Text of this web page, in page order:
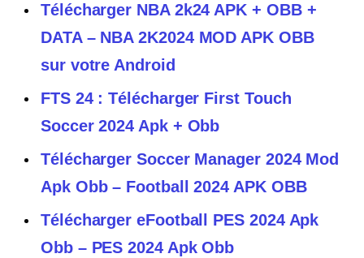
Télécharger NBA 2k24 APK + OBB +
DATA – NBA 2K2024 MOD APK OBB
sur votre Android
FTS 24 : Télécharger First Touch
Soccer 2024 Apk + Obb
Télécharger Soccer Manager 2024 Mod
Apk Obb – Football 2024 APK OBB
Télécharger eFootball PES 2024 Apk
Obb – PES 2024 Apk Obb